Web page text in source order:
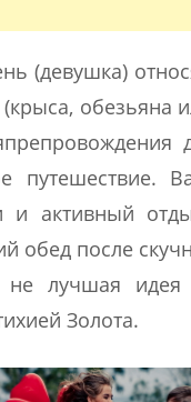
(девушка)
обезьяна
путешествие.
и активный
обед после
не лучшая идея
Золота.